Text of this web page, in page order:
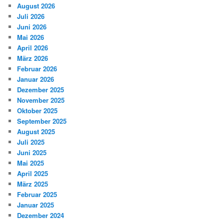
August 2026
Juli 2026
Juni 2026
Mai 2026
April 2026
März 2026
Februar 2026
Januar 2026
Dezember 2025
November 2025
Oktober 2025
September 2025
August 2025
Juli 2025
Juni 2025
Mai 2025
April 2025
März 2025
Februar 2025
Januar 2025
Dezember 2024